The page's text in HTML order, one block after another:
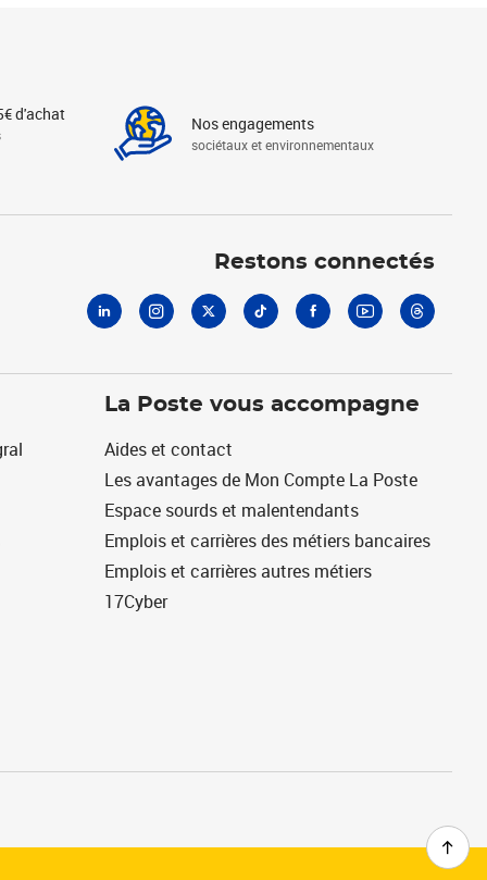
d'achat Nos engagements
sociétaux et environnementaux
Restons connectés
La Poste vous accompagne
Aides et contact
Les avantages de Mon Compte La Poste
Espace sourds et malentendants
Emplois et carrières des métiers bancaires
Emplois et carrières autres métiers
17Cyber